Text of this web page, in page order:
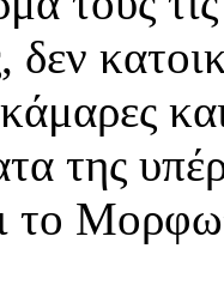
δεν
κάμαρες
της
το